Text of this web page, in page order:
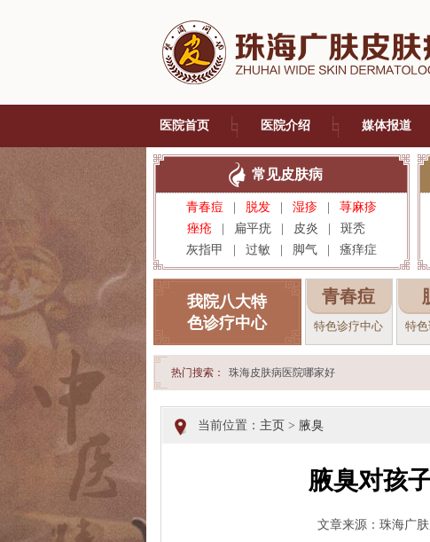
医院首页 医院介绍 媒体报道
常见皮肤病
青春痘 脱发 湿疹
荨麻疹
痤疮
扁平疣 皮炎
斑秃
灰指甲
过敏 脚气 瘙痒症
我院八大特
色诊疗中心
青春痘
特色诊疗中心 特
热门搜索： 珠海皮肤病医院哪家好
当前位置： 主页 > 腋臭
腋臭对孩
文章来源：珠海广